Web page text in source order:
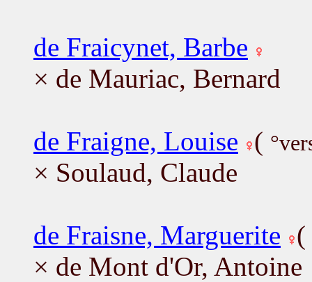
de Fraicynet, Barbe
× de Mauriac, Bernard
de Fraigne, Louise (
× Soulaud, Claude
de Fraisne, Marguerite (
× de Mont d'Or, Antoine